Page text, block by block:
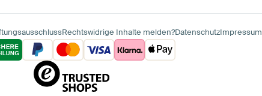
Rechtswidrige Inhalte melden?DatenschutzImpressum